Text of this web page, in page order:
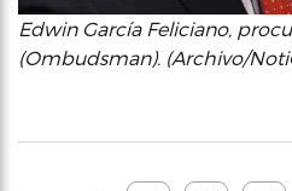
Edwin García Feliciano,
(Ombudsman). (Archivo/